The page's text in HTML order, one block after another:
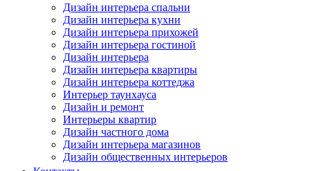
Дизайн интерьера спальни
Дизайн интерьера кухни
Дизайн интерьера прихожей
Дизайн интерьера гостиной
Дизайн интерьера
Дизайн интерьера квартиры
Дизайн интерьера коттеджа
Интерьер таунхауса
Дизайн и ремонт
Интерьеры квартир
Дизайн частного дома
Дизайн интерьера магазинов
Дизайн общественных интерьеров